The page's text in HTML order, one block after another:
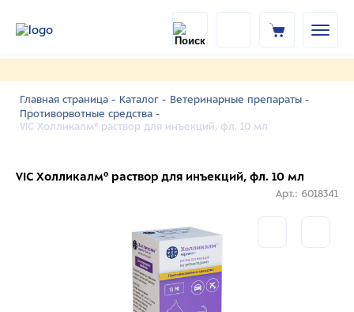
Главная страница - Каталог - Ветеринарные препараты -
Противорвотные средства -
VIC Холликалм® pаствор для инъекций, фл. 10 мл
VIC Холликалм® pаствор для инъекций, фл. 10 мл
Арт.: 6018341